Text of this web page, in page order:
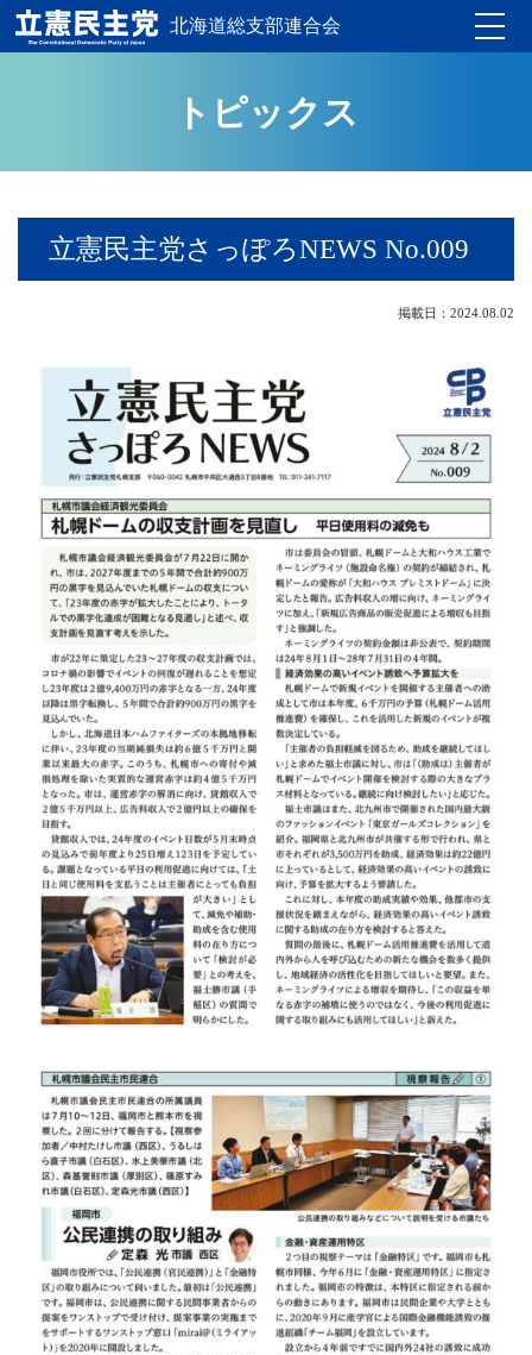
北海道総支部連合会
トピックス
立憲民主党さっぽろNEWS No.009
掲載日：2024.08.02